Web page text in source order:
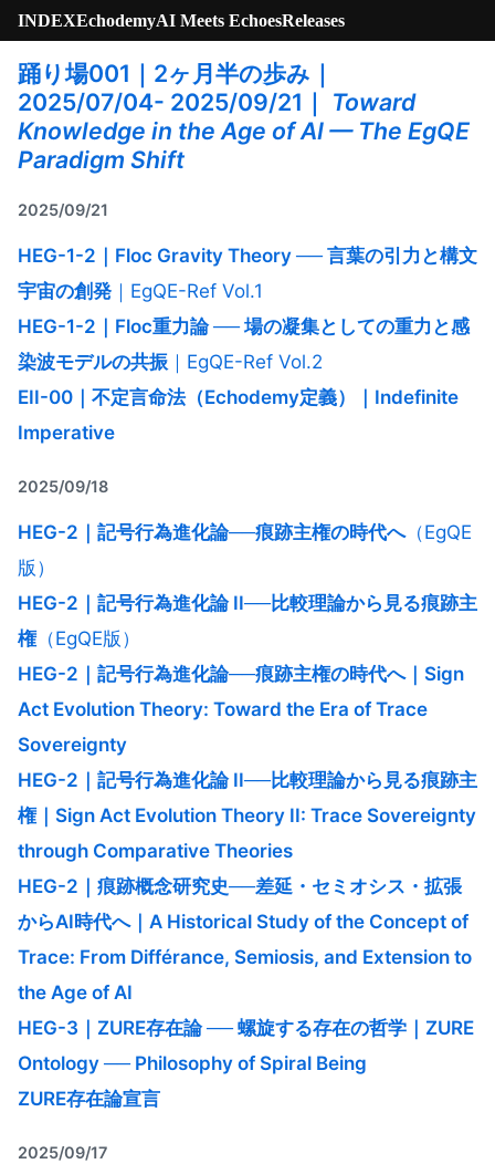
INDEXEchodemyAI Meets EchoesReleases
踊り場001｜2ヶ月半の歩み｜
2025/07/04- 2025/09/21｜ Toward
Knowledge in the Age of AI — The EgQE
Paradigm Shift
2025/09/21
HEG-1-2｜Floc Gravity Theory ── 言葉の引力と構文
宇宙の創発 ｜EgQE-Ref Vol.1
HEG-1-2｜Floc重力論 ── 場の凝集としての重力と感
染波モデルの共振 ｜EgQE-Ref Vol.2
EII-00｜不定言命法（Echodemy定義）｜Indefinite
Imperative
2025/09/18
HEG-2｜記号行為進化論──痕跡主権の時代へ（EgQE
版）
HEG-2｜記号行為進化論 II──比較理論から見る痕跡主
権（EgQE版）
HEG-2｜記号行為進化論──痕跡主権の時代へ｜Sign
Act Evolution Theory: Toward the Era of Trace
Sovereignty
HEG-2｜記号行為進化論 II──比較理論から見る痕跡主
権｜Sign Act Evolution Theory II: Trace Sovereignty
through Comparative Theories
HEG-2｜痕跡概念研究史──差延・セミオシス・拡張
からAI時代へ｜A Historical Study of the Concept of
Trace: From Différance, Semiosis, and Extension to
the Age of AI
HEG-3｜ZURE存在論 ── 螺旋する存在の哲学｜ZURE
Ontology ── Philosophy of Spiral Being
ZURE存在論宣言
2025/09/17